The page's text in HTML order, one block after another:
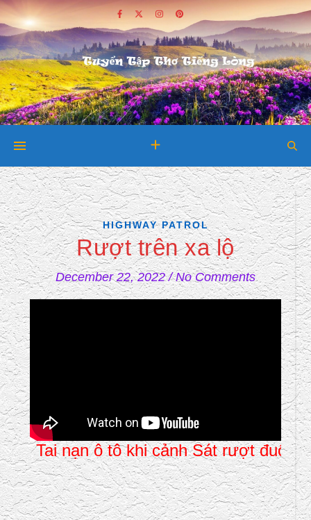
HIGHWAY PATROL
Rượt trên xa lộ
December 22, 2022 / No Comments
Tai nạn ô tô khi cảnh Sát rượt đuổi